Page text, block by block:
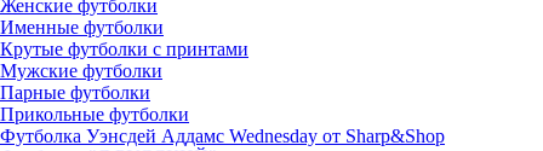
Женские футболки
Именные футболки
Крутые футболки с принтами
Мужские футболки
Парные футболки
Прикольные футболки
Футболка Уэнсдей Аддамс Wednesday от Sharp&Shop